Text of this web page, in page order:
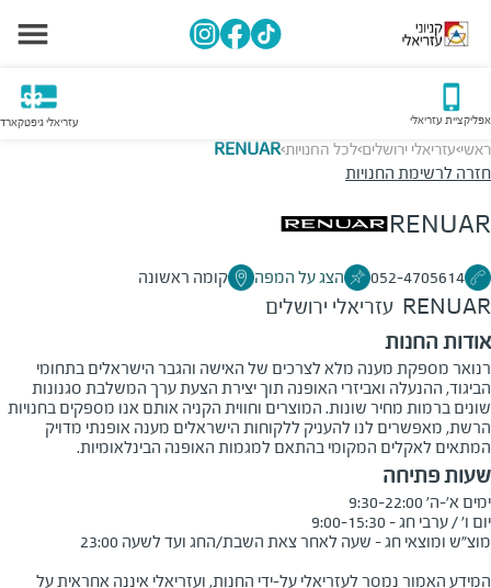
אפליקציית עזריאלי עזריאלי גיפטקארד
ראשי>עזריאלי ירושלים>לכל החנויות>
RENUAR
חזרה לרשימת החנויות
RENUAR
052-4705614 הצג על המפה קומה ראשונה
RENUAR עזריאלי ירושלים
אודות החנות
רנואר מספקת מענה מלא לצרכים של האישה והגבר הישראלים בתחומי
הביגוד, ההנעלה ואביזרי האופנה תוך יצירת הצעת ערך המשלבת סגנונות
שונים ברמות מחיר שונות. המוצרים וחווית הקניה אותם אנו מספקים בחנויות
הרשת, מאפשרים לנו להעניק ללקוחות הישראלים מענה אופנתי מדויק
המתאים לאקלים המקומי בהתאם למגמות האופנה הבינלאומיות.
שעות פתיחה
המידע האמור נמסר לעזריאלי על-ידי החנות, ועזריאלי איננה אחראית על